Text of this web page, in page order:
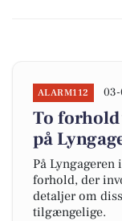
ALARM112
To
på
På
forhold, der
detaljer om
tilgængelige.